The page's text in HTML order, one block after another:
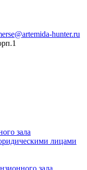
hunter.ru
зала
лицами
зала